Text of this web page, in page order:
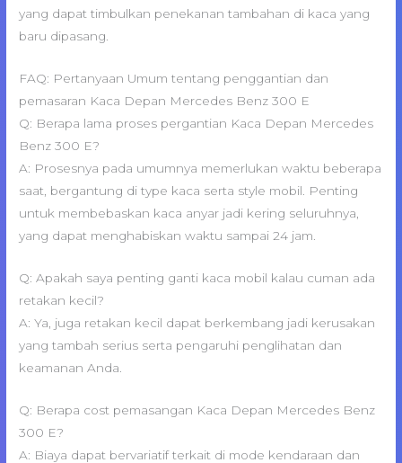
yang dapat timbulkan penekanan tambahan di kaca yang
baru dipasang.
FAQ: Pertanyaan Umum tentang penggantian dan
pemasaran Kaca Depan Mercedes Benz 300 E
Q: Berapa lama proses pergantian Kaca Depan Mercedes
Benz 300 E?
A: Prosesnya pada umumnya memerlukan waktu beberapa
saat, bergantung di type kaca serta style mobil. Penting
untuk membebaskan kaca anyar jadi kering seluruhnya,
yang dapat menghabiskan waktu sampai 24 jam.
Q: Apakah saya penting ganti kaca mobil kalau cuman ada
retakan kecil?
A: Ya, juga retakan kecil dapat berkembang jadi kerusakan
yang tambah serius serta pengaruhi penglihatan dan
keamanan Anda.
Q: Berapa cost pemasangan Kaca Depan Mercedes Benz
300 E?
A: Biaya dapat bervariatif terkait di mode kendaraan dan